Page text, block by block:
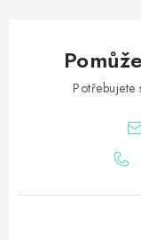
Potřebujete